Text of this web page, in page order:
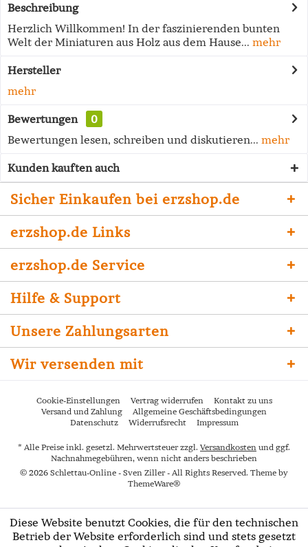
Beschreibung
Herzlich Willkommen! In der faszinierenden bunten
Welt der Miniaturen aus Holz aus dem Hause... mehr
Hersteller
mehr
Bewertungen
0
Bewertungen lesen, schreiben und diskutieren... mehr
Kunden kauften auch
Sicher Einkaufen bei erzshop.de
erzshop.de Links
erzshop.de Service
Hilfe & Support
Unsere Zahlungsarten
Wir versenden mit
Cookie-Einstellungen Vertrag widerrufen
Kontakt zu uns
Versand und Zahlung
Allgemeine Geschäftsbedingungen
Datenschutz
Widerrufsrecht Impressum
* Alle Preise inkl. gesetzl. Mehrwertsteuer zzgl. Versandkosten und ggf.
Nachnahmegebühren, wenn nicht anders beschrieben
© 2026 Schlettau-Online - Sven Ziller - All Rights Reserved. Theme by
ThemeWare®
Diese Website benutzt Cookies, die für den technischen
Betrieb der Website erforderlich sind und stets gesetzt